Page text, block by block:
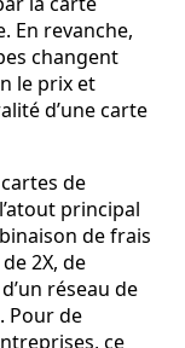
En revanche,
changent
le prix et
d’une carte
de
principal
de frais
2X, de
réseau de
Pour de
ce